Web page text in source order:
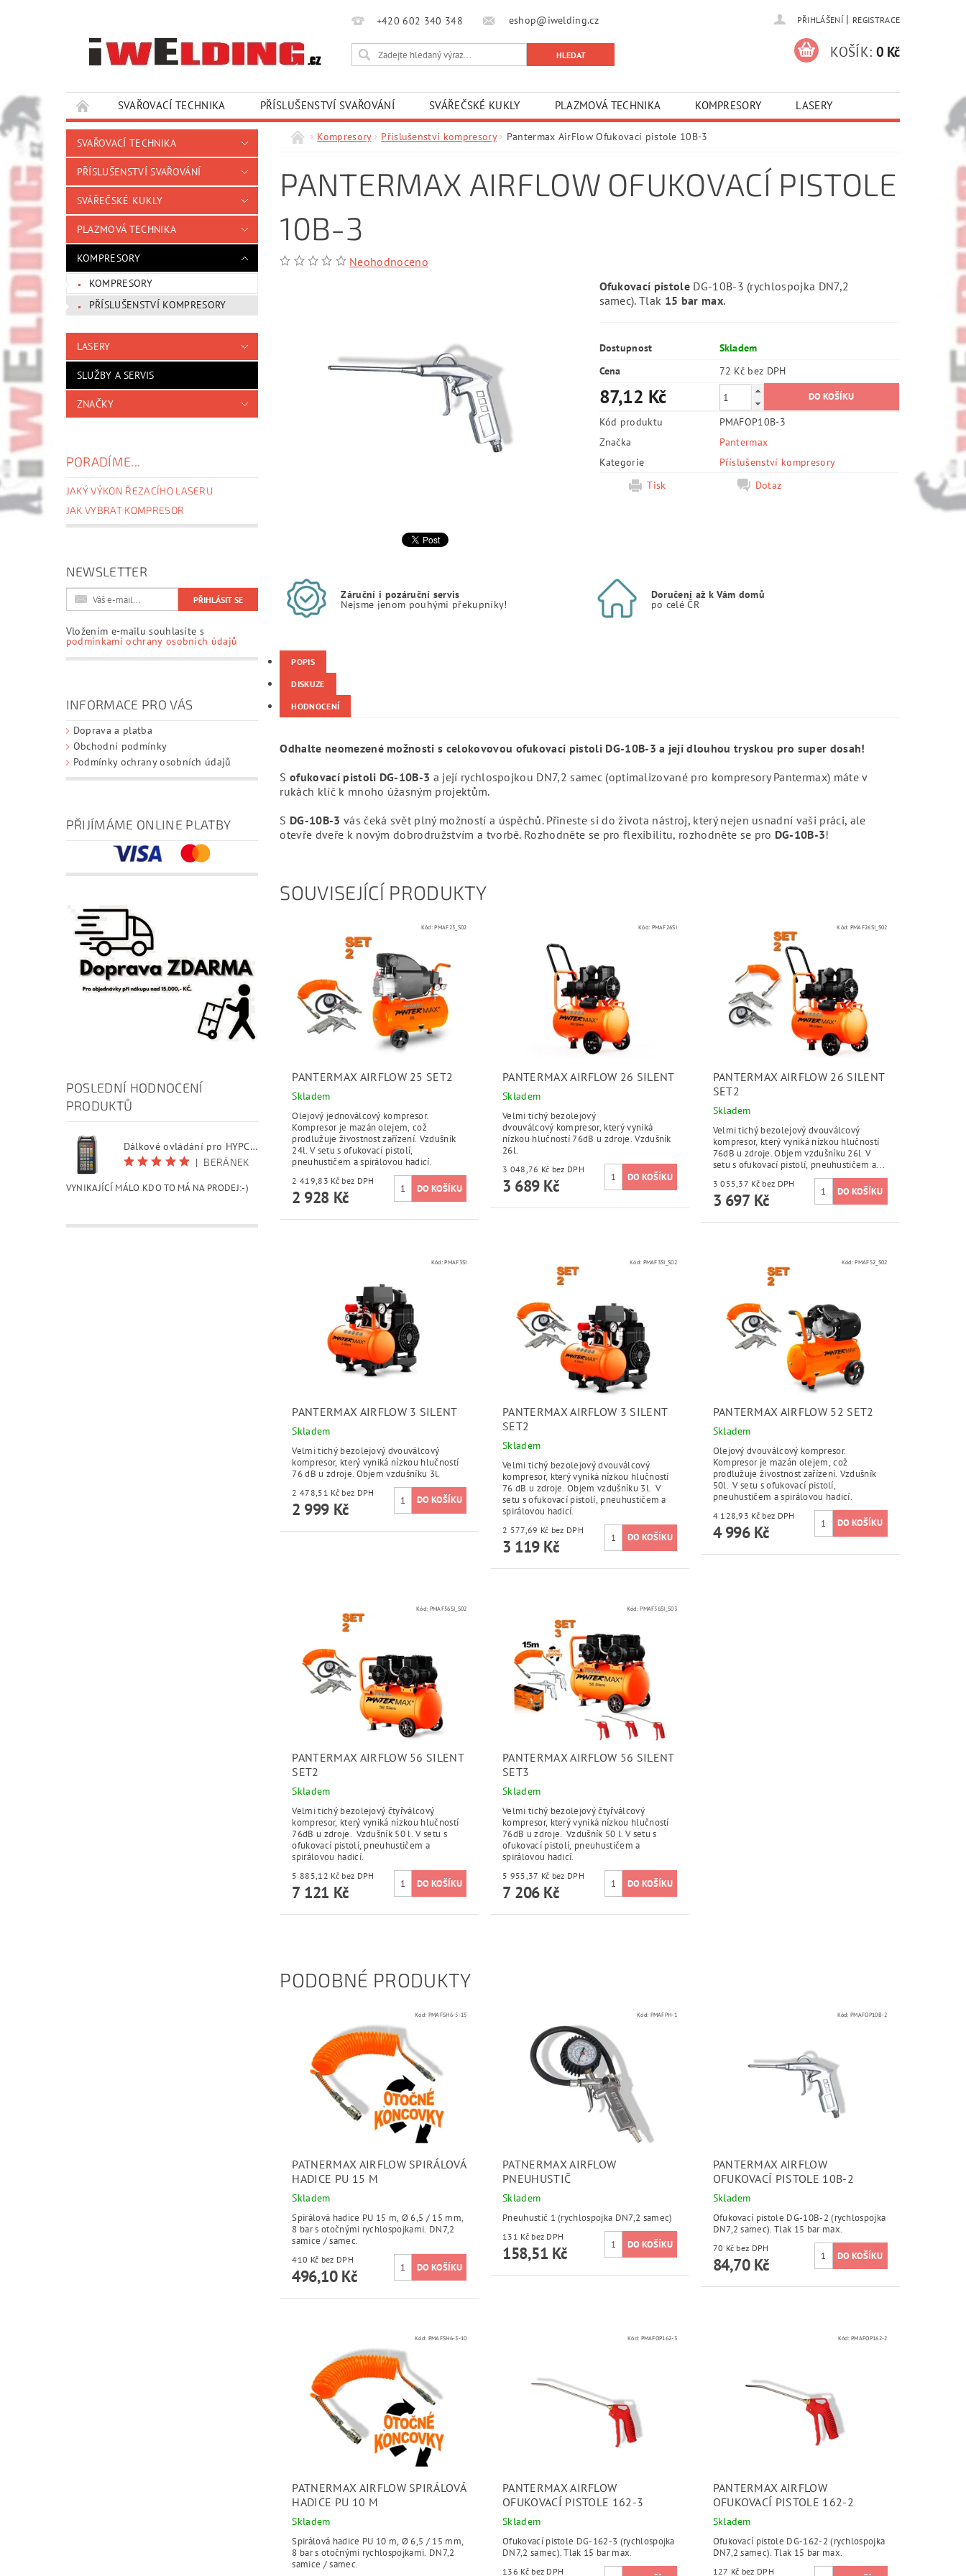
+420 602 340 348‎‎ eshop@iwelding.cz PŘIHLÁŠENÍ | REGISTRACE
KOŠÍK: 0 Kč
SVAŘOVACÍ TECHNIKA PŘÍSLUŠENSTVÍ SVAŘOVÁNÍ SVÁŘEČSKÉ KUKLY PLAZMOVÁ TECHNIKA KOMPRESORY
LASERY
SLUŽBY A SERVIS
KONTAKTY
SVAŘOVACÍ TECHNIKA
PŘÍSLUŠENSTVÍ SVAŘOVÁNÍ
SVÁŘEČSKÉ KUKLY
PLAZMOVÁ TECHNIKA
KOMPRESORY
KOMPRESORY
PŘÍSLUŠENSTVÍ KOMPRESORY
LASERY
SLUŽBY A SERVIS
ZNAČKY
PORADÍME...
JAKÝ VÝKON ŘEZACÍHO LASERU
JAK VYBRAT KOMPRESOR
NEWSLETTER
Vložením e-mailu souhlasíte s
podmínkami ochrany osobních údajů
INFORMACE PRO VÁS
Doprava a platba
Obchodní podmínky
Podmínky ochrany osobních údajů
PŘIJÍMÁME ONLINE PLATBY
POSLEDNÍ HODNOCENÍ
PRODUKTŮ
Dálkové ovládání pro HYPCUT software
| BERÁNEK
VYNIKAJÍCÍ MÁLO KDO TO MÁ NA PRODEJ:-)
Kompresory Příslušenství kompresory Pantermax AirFlow Ofukovací pistole 10B-3
PANTERMAX AIRFLOW OFUKOVACÍ PISTOLE
10B-3
Neohodnoceno
Ofukovací pistoleDG-10B-3 (rychlospojka DN7,2
samec). Tlak 15 bar max.
Dostupnost
Skladem
Cena
72 Kč bez DPH
87,12 Kč
Kód produktu
PMAFOP10B-3
Značka
Pantermax
Kategorie
Příslušenství kompresory
Tisk
Dotaz
Záruční i pozáruční servis
Nejsme jenom pouhými překupníky!
Doručení až k Vám domů
po celé ČR
POPIS
DISKUZE
HODNOCENÍ
Odhalte neomezené možnosti s celokovovou ofukovací pistoli DG-10B-3 a její dlouhou tryskou pro super dosah!
Sofukovací pistoli DG-10B-3 a její rychlospojkou DN7,2 samec (optimalizované pro kompresory Pantermax) máte v
rukách klíč k mnoho úžasným projektům.
S DG-10B-3 vás čeká svět plný možností a úspěchů. Přineste si do života nástroj, který nejen usnadní vaši práci, ale
otevře dveře k novým dobrodružstvím a tvorbě. Rozhodněte se pro flexibilitu, rozhodněte se pro DG-10B-3!
SOUVISEJÍCÍ PRODUKTY
Kód:PMAF25_S02
PANTERMAX AIRFLOW 25 SET2
Skladem
Olejový jednoválcový kompresor.
Kompresor je mazán olejem, což
prodlužuje živostnost zařízení. Vzdušník
24l. V setu s ofukovací pistolí,
pneuhustičem a spirálovou hadicí.
2 419,83 Kč bez DPH
2 928 Kč
Kód: PMAF26SI
PANTERMAX AIRFLOW 26 SILENT
Skladem
Velmi tichý bezolejový
dvouválcový kompresor, který vyniká
nízkou hlučností 76dB u zdroje. Vzdušník
26l.
3 048,76 Kč bez DPH
3 689 Kč
Kód: PMAF26SI_S02
PANTERMAX AIRFLOW 26 SILENT
SET2
Skladem
Velmi tichý bezolejový dvouválcový
kompresor, který vyniká nízkou hlučností
76dB u zdroje. Objem vzdušníku 26l. V
setu s ofukovací pistolí, pneuhustičem a...
3 055,37 Kč bez DPH
3 697 Kč
Kód:PMAF3SI
PANTERMAX AIRFLOW 3 SILENT
Skladem
Velmi tichý bezolejový dvouválcový
kompresor, který vyniká nízkou hlučností
76 dB u zdroje. Objem vzdušníku 3l.
2 478,51 Kč bez DPH
2 999 Kč
Kód: PMAF3SI_S02
PANTERMAX AIRFLOW 3 SILENT
SET2
Skladem
Velmi tichý bezolejový dvouválcový
kompresor, který vyniká nízkou hlučností
76 dB u zdroje. Objem vzdušníku 3l. V
setu s ofukovací pistolí, pneuhustičem a
spirálovou hadicí.
2 577,69 Kč bez DPH
3 119 Kč
Kód:PMAF52_S02
PANTERMAX AIRFLOW 52 SET2
Skladem
Olejový dvouválcový kompresor.
Kompresor je mazán olejem, což
prodlužuje živostnost zařízení. Vzdušník
50l. V setu s ofukovací pistolí,
pneuhustičem a spirálovou hadicí.
4 128,93 Kč bez DPH
4 996 Kč
Kód: PMAF56SI_S02
PANTERMAX AIRFLOW 56 SILENT
SET2
Skladem
Velmi tichý bezolejový čtyřválcový
kompresor, který vyniká nízkou hlučností
76dB u zdroje. Vzdušník 50 l. V setu s
ofukovací pistolí, pneuhustičem a
spirálovou hadicí.
5 885,12 Kč bez DPH
7 121 Kč
Kód:PMAF56SI_S03
PANTERMAX AIRFLOW 56 SILENT
SET3
Skladem
Velmi tichý bezolejový čtyřválcový
kompresor, který vyniká nízkou hlučností
76dB u zdroje. Vzdušník 50 l. V setu s
ofukovací pistolí, pneuhustičem a
spirálovou hadicí.
5 955,37 Kč bez DPH
7 206 Kč
PODOBNÉ PRODUKTY
Kód: PMAFSH6-5-15
PATNERMAX AIRFLOW SPIRÁLOVÁ
HADICE PU 15 M
Skladem
Spirálová hadice PU 15 m, Ø 6,5 / 15 mm,
8 bar s otočnými rychlospojkami. DN7,2
samice / samec.
410 Kč bez DPH
496,10 Kč
Kód: PMAFPH-1
PATNERMAX AIRFLOW
PNEUHUSTIČ
Skladem
Pneuhustič 1 (rychlospojka DN7,2 samec)
131 Kč bez DPH
158,51 Kč
Kód:PMAFOP10B-2
PANTERMAX AIRFLOW
OFUKOVACÍ PISTOLE 10B-2
Skladem
Ofukovací pistole DG-10B-2 (rychlospojka
DN7,2 samec). Tlak 15 bar max.
70 Kč bez DPH
84,70 Kč
Kód: PMAFSH6-5-10
PATNERMAX AIRFLOW SPIRÁLOVÁ
HADICE PU 10 M
Skladem
Spirálová hadice PU 10 m, Ø 6,5 / 15 mm,
8 bar s otočnými rychlospojkami. DN7,2
samice / samec.
Kód: PMAFOP162-3
PANTERMAX AIRFLOW
OFUKOVACÍ PISTOLE 162-3
Skladem
Ofukovací pistole DG-162-3 (rychlospojka
DN7,2 samec). Tlak 15 bar max.
136 Kč bez DPH
Kód:PMAFOP162-2
PANTERMAX AIRFLOW
OFUKOVACÍ PISTOLE 162-2
Skladem
Ofukovací pistole DG-162-2 (rychlospojka
DN7,2 samec). Tlak 15 bar max.
127 Kč bez DPH